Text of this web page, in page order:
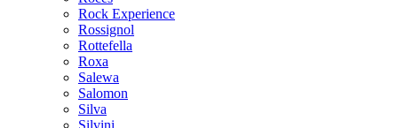
Rock Experience
Rossignol
Rottefella
Roxa
Salewa
Salomon
Silva
Silvini